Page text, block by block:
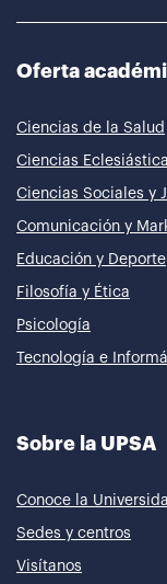
Oferta
Ciencias de la Salud
Ciencias
Ciencias Sociales y
Comunicación y
Educación y Deporte
Filosofía y Ética
Psicología
Tecnología e
Sobre la UPSA
Conoce la
Sedes y centros
Visítanos